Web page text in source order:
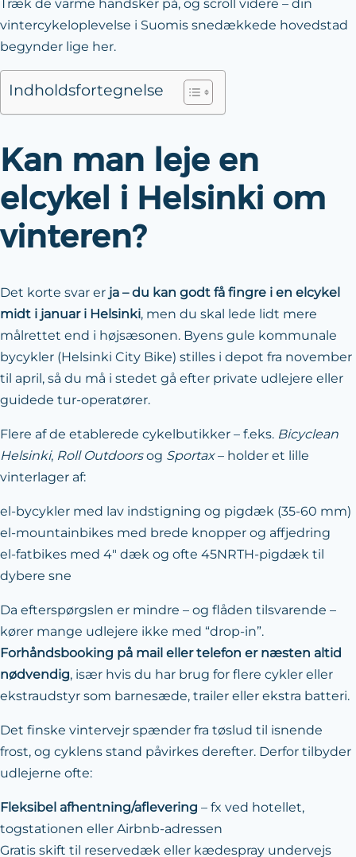
Træk de varme handsker på, og scroll videre – din
vintercykeloplevelse i Suomis snedækkede hovedstad
begynder lige her.
Indholdsfortegnelse
Kan man leje en
elcykel i Helsinki om
vinteren?
Det korte svar er ja – du kan godt få fingre i en elcykel
midt i januar i Helsinki, men du skal lede lidt mere
målrettet end i højsæsonen. Byens gule kommunale
bycykler (Helsinki City Bike) stilles i depot fra november
til april, så du må i stedet gå efter private udlejere eller
guidede tur-operatører.
Flere af de etablerede cykelbutikker – f.eks. Bicyclean
Helsinki, Roll Outdoorsog Sportax– holder et lille
vinterlager af:
el-bycykler med lav indstigning og pigdæk (35-60 mm)
el-mountainbikes med brede knopper og affjedring
el-fatbikes med 4″ dæk og ofte 45NRTH-pigdæk til
dybere sne
Da efterspørgslen er mindre – og flåden tilsvarende –
kører mange udlejere ikke med “drop-in”.
Forhåndsbooking på mail eller telefon er næsten altid
nødvendig, især hvis du har brug for flere cykler eller
ekstraudstyr som barnesæde, trailer eller ekstra batteri.
Det finske vintervejr spænder fra tøslud til isnende
frost, og cyklens stand påvirkes derefter. Derfor tilbyder
udlejerne ofte:
Fleksibel afhentning/aflevering – fx ved hotellet,
togstationen eller Airbnb-adressen
Gratis skift til reservedæk eller kædespray undervejs